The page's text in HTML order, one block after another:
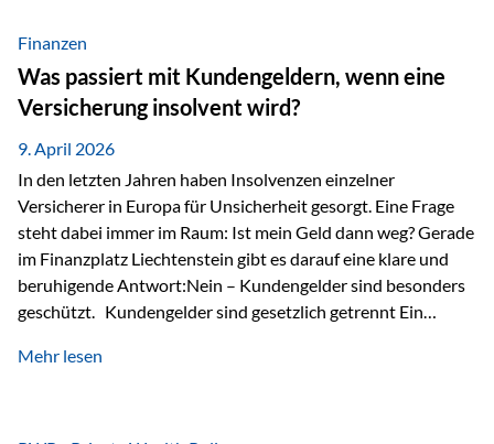
Fokus stehen Unternehmen, deren Börsenkurs unter ihrem
inneren Wert liegt. Neben klassischen
Bewertungskennzahlen werden auch qualitative Faktoren
wie Geschäftsmodell, Wettbewerbsvorteile und
Managementqualität…
Finanzen
Was passiert mit Kundengeldern, wenn eine
Versicherung insolvent wird?
9. April 2026
In den letzten Jahren haben Insolvenzen einzelner
Versicherer in Europa für Unsicherheit gesorgt. Eine Frage
steht dabei immer im Raum: Ist mein Geld dann weg? Gerade
im Finanzplatz Liechtenstein gibt es darauf eine klare und
beruhigende Antwort:Nein – Kundengelder sind besonders
geschützt. Kundengelder sind gesetzlich getrennt Ein
sogenannte Sondermasse. Das bedeutet:Die
Mehr lesen